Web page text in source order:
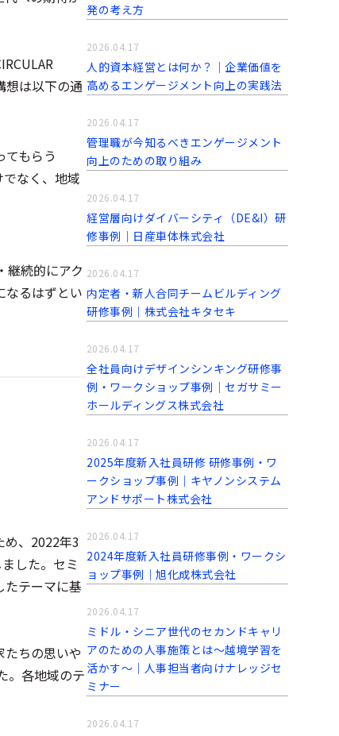
想は以下の通
てもらう
なく、地域
継続的にアク
なるはずとい
め、2022年3
した。セミ
たテーマに基
たちの思いや
。各地域のテ
発の考え方
人的資本経営とは何か？｜企業価値を
高めるエンゲージメント向上の実践法
2026.04.17
管理職が今知るべきエンゲージメント
向上のための取り組み
2026.04.17
経営層向けダイバーシティ（DE&I）研
修事例｜日産車体株式会社
2026.04.17
内定者・新人合同チームビルディング
研修事例｜株式会社キタセキ
2026.04.17
全社員向けデザインシンキング研修事
例・ワークショップ事例｜セガサミー
ホールディングス株式会社
2026.04.17
2025年度新入社員研修 研修事例・ワ
ークショップ事例｜キヤノンシステム
アンドサポート株式会社
2026.04.17
2024年度新入社員研修事例・ワークシ
ョップ事例｜旭化成株式会社
2026.04.17
ミドル・シニア世代のセカンドキャリ
アのための人事施策とは〜越境学習を
活かす〜｜人事担当者向けナレッジセ
ミナー
2026.04.17
2026.04.17